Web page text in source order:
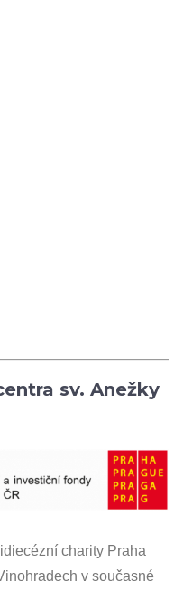
sv. Anežky
charity Praha
v současné